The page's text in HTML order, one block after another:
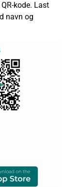
kode. Last
navn og